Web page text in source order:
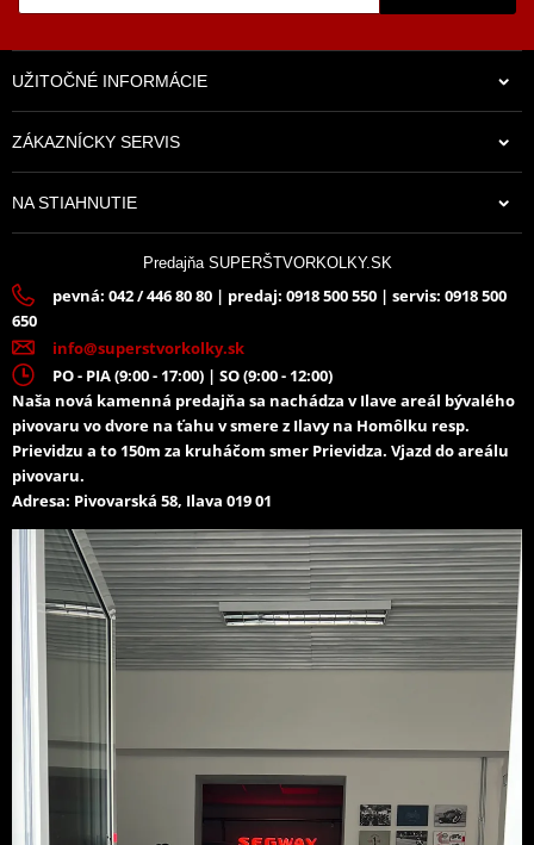
UŽITOČNÉ INFORMÁCIE
ZÁKAZNÍCKY SERVIS
NA STIAHNUTIE
Predajňa SUPERŠTVORKOLKY.SK
pevná: 042 / 446 80 80 | predaj: 0918 500 550 | servis: 0918 500
650
info@superstvorkolky.sk
PO - PIA (9:00 - 17:00) | SO (9:00 - 12:00)
Naša nová kamenná predajňa sa nachádza v Ilave areál bývalého
pivovaru vo dvore na ťahu v smere z Ilavy na Homôlku resp.
Prievidzu a to 150m za kruháčom smer Prievidza. Vjazd do areálu
pivovaru.
Adresa: Pivovarská 58, Ilava 019 01